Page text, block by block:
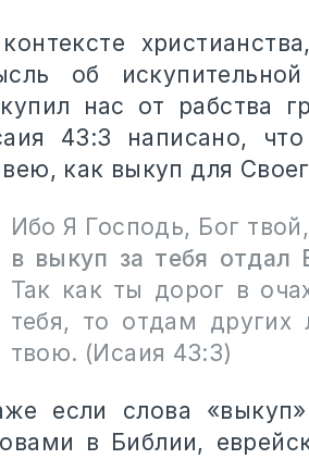
об
нас от рабства
43:3 написано,
как выкуп для
Ибо Я Господь, Бог
в выкуп за тебя отдал
Так как ты дорог в
тебя, то отдам
твою. (Исаия 43:3)
если слова
в Библии,